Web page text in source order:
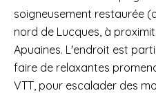
soigneusement restaurée
nord de Lucques, à
Apuaines. L'endroit est
faire de relaxantes
VTT, pour escalader des